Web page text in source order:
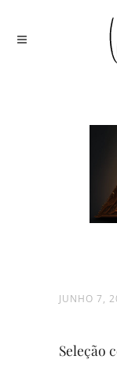
JUNHO 7,
Seleção